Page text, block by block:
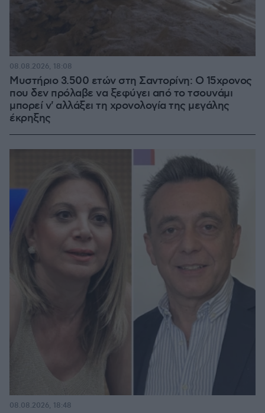
Μυστήριο 3.500 ετών στη Σαντορίνη: Ο 15χρονος
που δεν πρόλαβε να ξεφύγει από το τσουνάμι
μπορεί ν' αλλάξει τη χρονολογία της μεγάλης
έκρηξης
08.08.2026, 18:08
08.08.2026, 18:48